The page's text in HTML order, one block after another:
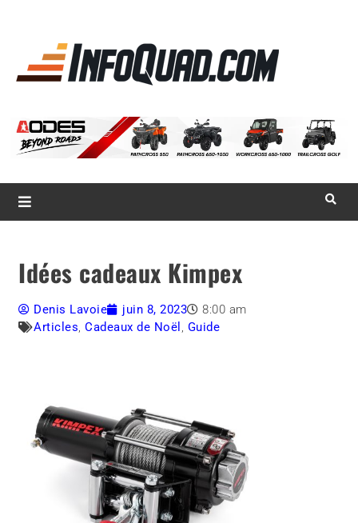
Magazine InfoQuad.com
Idées cadeaux Kimpex
Denis Lavoie juin 8, 2023
8:00 am
Articles,Cadeaux de Noël , Guide